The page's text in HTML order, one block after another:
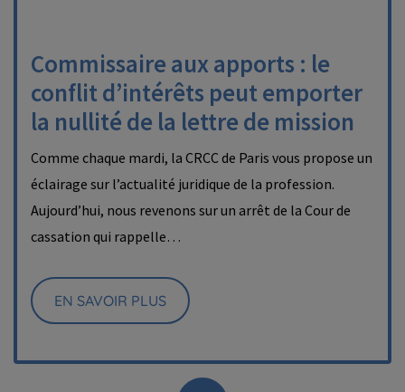
Commissaire aux apports : le
conflit d’intérêts peut emporter
la nullité de la lettre de mission
Comme chaque mardi, la CRCC de Paris vous propose un
éclairage sur l’actualité juridique de la profession.
Aujourd’hui, nous revenons sur un arrêt de la Cour de
cassation qui rappelle…
EN SAVOIR PLUS